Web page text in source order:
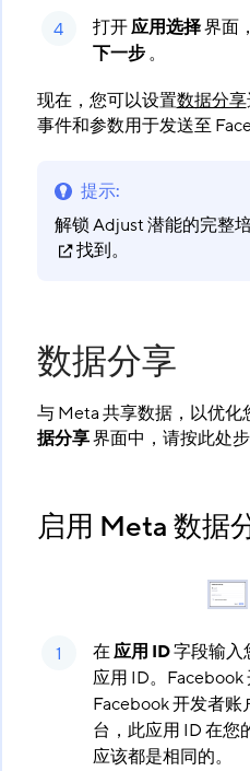
打开应用选择 界面
下一步​ 。
现在，您可以设置数据分享
事件和参数用于发送至
提示:
解锁 Adjust 潜能的完整
找到。
数据分享
与 Meta 共享数据，以优化
据分享界面中，请按此处步
启用 Meta 数据
在应用 ID字段输入
应用 ID。Facebook
Facebook 开发者
台，此应用 ID 在您
应该都是相同的。